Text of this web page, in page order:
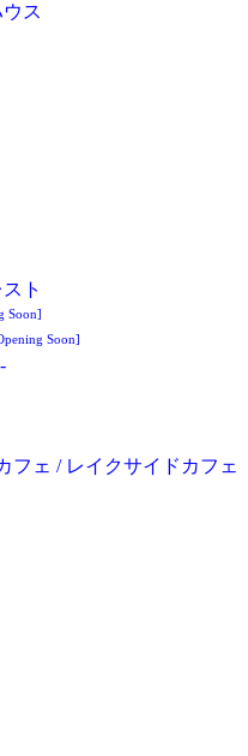
ス
ト
Soon]
Soon]
フェ / レイクサイドカフェ